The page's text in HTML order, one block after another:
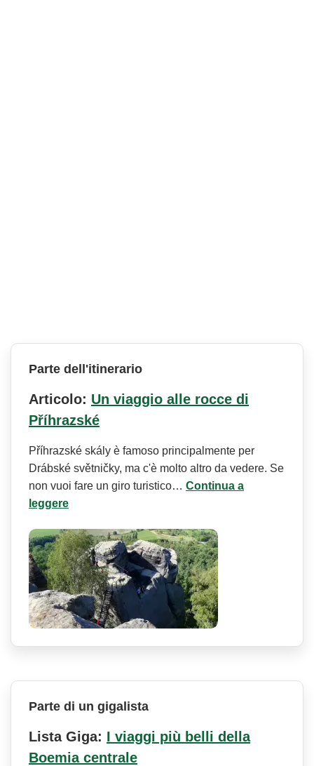
Parte dell'itinerario
Articolo: Un viaggio alle rocce di
Příhrazské
Příhrazské skály è famoso principalmente per
Drábské světničky, ma c'è molto altro da vedere. Se
non vuoi fare un giro turistico… Continua a
leggere
Parte di un gigalista
Lista Giga: I viaggi più belli della
Boemia centrale